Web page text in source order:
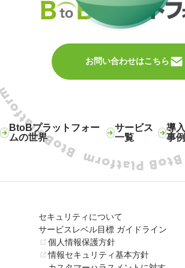
お問い合わせはこちら
BtoBプラットフォー
ムの世界
サービス
一覧
導入
事例
セキュリティについて
サービスレベル目標 ガイドライン
個人情報保護方針
情報セキュリティ基本方針